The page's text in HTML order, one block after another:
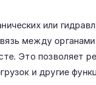
или
между органами
Это позволяет
и другие